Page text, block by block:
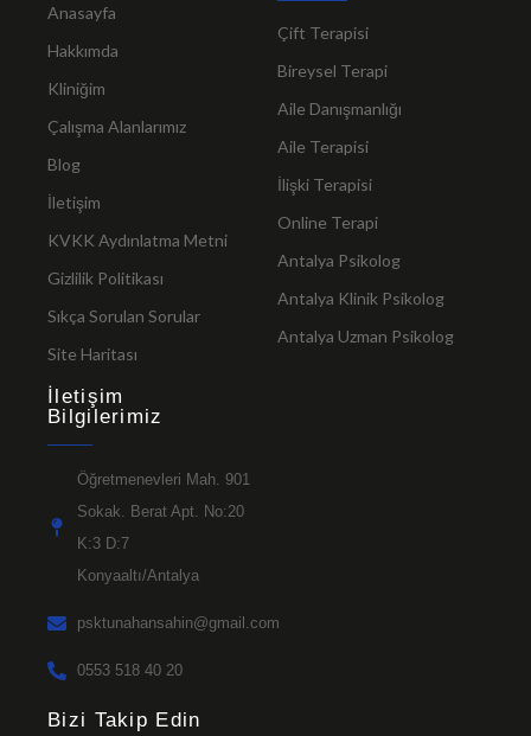
Anasayfa
Hakkımda
Kliniğim
Çalışma Alanlarımız
Blog
İletişim
KVKK Aydınlatma Metni
Gizlilik Politikası
Sıkça Sorulan Sorular
Site Haritası
Çift Terapisi
Bireysel Terapi
Aile Danışmanlığı
Aile Terapisi
İlişki Terapisi
Online Terapi
Antalya Psikolog
Antalya Klinik Psikolog
Antalya Uzman Psikolog
İletişim
Bilgilerimiz
Öğretmenevleri Mah. 901
Sokak. Berat Apt. No:20
K:3 D:7
Konyaaltı/Antalya
psktunahansahin@gmail.com
0553 518 40 20
Bizi Takip Edin